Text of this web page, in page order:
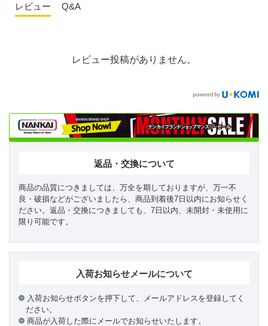
レビュー Q&A
レビュー投稿がありません。
返品・交換について
商品の品質につきましては、万全を期しておりますが、万一不
良・破損などがございましたら、商品到着後7日以内にお知らせく
ださい。返品・交換につきましても、7日以内、未開封・未使用に
限り可能です。
入荷お知らせメールについて
入荷お知らせボタンを押下して、メールアドレスを登録してく
ださい。
商品が入荷した際にメールでお知らせいたします。